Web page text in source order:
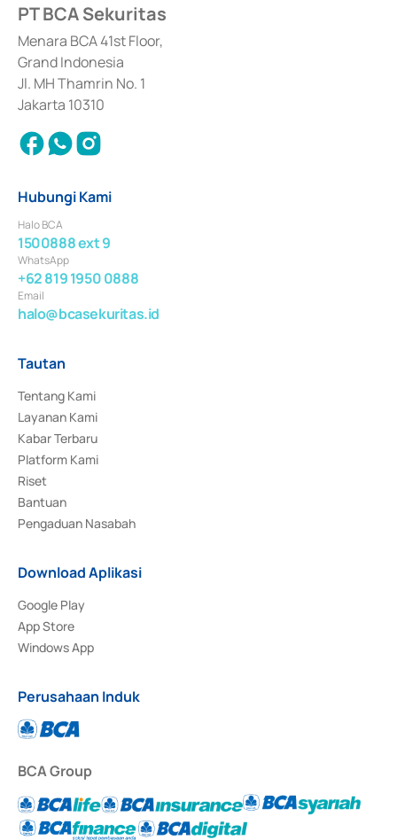
Sertifikat Deposito di Pasar Uang yang izinnya diterbitkan pada tahun 2017
dan izin usaha lainnya dari Bank Indonesia sebagai Lembaga Pendukung
Penerbitan, Transaksi, serta Penatausahaan dan Penyelesaian Transaksi
Surat Berharga Komersial yang izinnya diterbitkan pada tahun 2018.
PT BCA Sekuritas
Menara BCA 41st Floor,
Grand Indonesia
Jl. MH Thamrin No. 1
Jakarta 10310
Hubungi Kami
Halo BCA
1500888 ext 9
WhatsApp
+62 819 1950 0888
Email
halo@bcasekuritas.id
Tautan
Tentang Kami
Layanan Kami
Kabar Terbaru
Platform Kami
Riset
Bantuan
Pengaduan Nasabah
Download Aplikasi
Google Play
App Store
Windows App
Perusahaan Induk
BCA Group